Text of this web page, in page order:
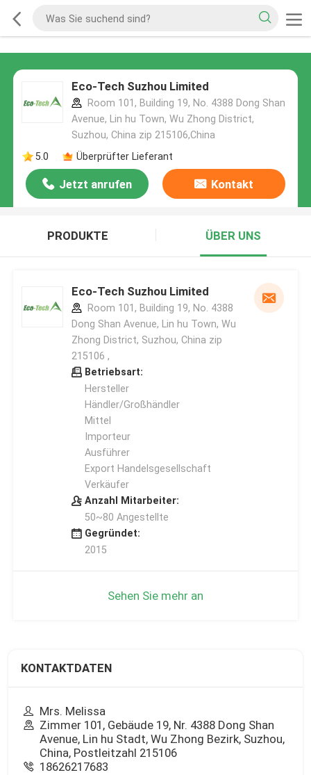
Eco-Tech Suzhou Limited
Room 101, Building 19, No. 4388 Dong Shan
Avenue, Lin hu Town, Wu Zhong District,
Suzhou, China zip 215106,China
5.0
Überprüfter Lieferant
Jetzt anrufen Kontakt
PRODUKTE ÜBER UNS
Eco-Tech Suzhou Limited
Room 101, Building 19, No. 4388
Dong Shan Avenue, Lin hu Town, Wu
Zhong District, Suzhou, China zip
215106 ,
Betriebsart:
Hersteller
Händler/Großhändler
Mittel
Importeur
Ausführer
Export Handelsgesellschaft
Verkäufer
Anzahl Mitarbeiter:
50~80 Angestellte
Gegründet:
2015
Sehen Sie mehr an
KONTAKTDATEN
Mrs. Melissa
Zimmer 101, Gebäude 19, Nr. 4388 Dong Shan
Avenue, Lin hu Stadt, Wu Zhong Bezirk, Suzhou,
China, Postleitzahl 215106
18626217683